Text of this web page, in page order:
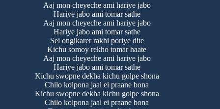
Aaj mon cheyeche ami hariye jabo
Hariye jabo ami tomar sathe
Aaj mon cheyeche ami hariye jabo
Hariye jabo ami tomar sathe
Sei ongikarer rakhi poriye dite
Kichu somoy rekho tomar haate
Aaj mon cheyeche ami hariye jabo
Hariye jabo ami tomar sathe
Kichu swopne dekha kichu golpe shona
Chilo kolpona jaal ei praane bona
Kichu swopne dekha kichu golpe shona
Chilo kolpona jaal ei praane bona